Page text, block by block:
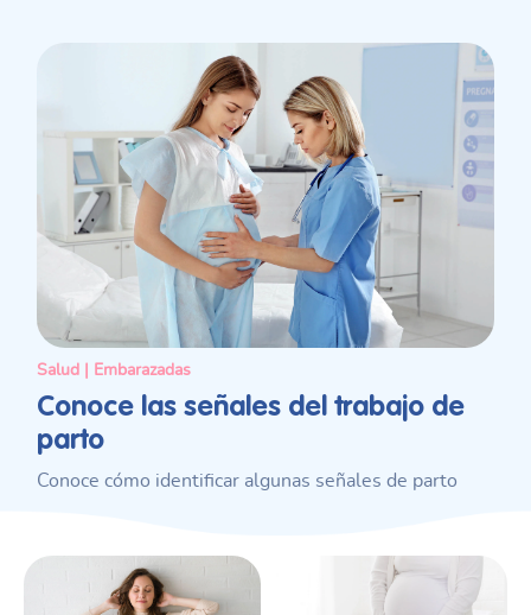
Salud | Embarazadas
Conoce las señales del trabajo de
parto
Conoce cómo identificar algunas señales de parto